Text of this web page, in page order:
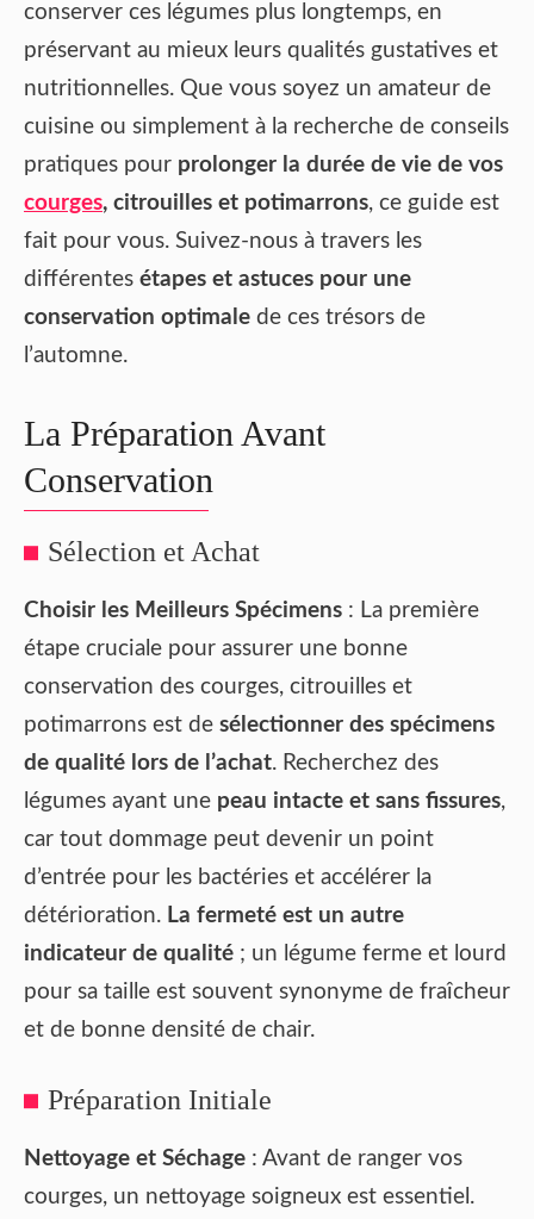
conserver ces légumes plus longtemps, en
préservant au mieux leurs qualités gustatives et
nutritionnelles. Que vous soyez un amateur de
cuisine ou simplement à la recherche de conseils
pratiques pour prolonger la durée de vie de vos
courges, citrouilles et potimarrons, ce guide est
fait pour vous. Suivez-nous à travers les
différentes étapes et astuces pour une
conservation optimale de ces trésors de
l’automne.
La Préparation Avant
Conservation
Sélection et Achat
Choisir les Meilleurs Spécimens : La première
étape cruciale pour assurer une bonne
conservation des courges, citrouilles et
potimarrons est de sélectionner des spécimens
de qualité lors de l’achat. Recherchez des
légumes ayant une peau intacte et sans fissures,
car tout dommage peut devenir un point
d’entrée pour les bactéries et accélérer la
détérioration. La fermeté est un autre
indicateur de qualité ; un légume ferme et lourd
pour sa taille est souvent synonyme de fraîcheur
et de bonne densité de chair.
Préparation Initiale
Nettoyage et Séchage : Avant de ranger vos
courges, un nettoyage soigneux est essentiel.